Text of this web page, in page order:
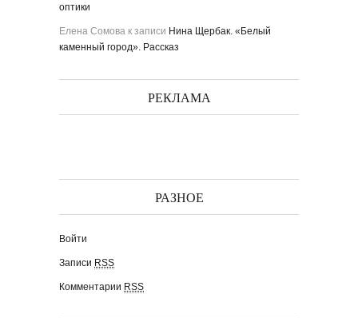
оптики
Елена Сомова к записи Нина Щербак. «Белый
каменный город». Рассказ
РЕКЛАМА
РАЗНОЕ
Войти
Записи RSS
Комментарии RSS